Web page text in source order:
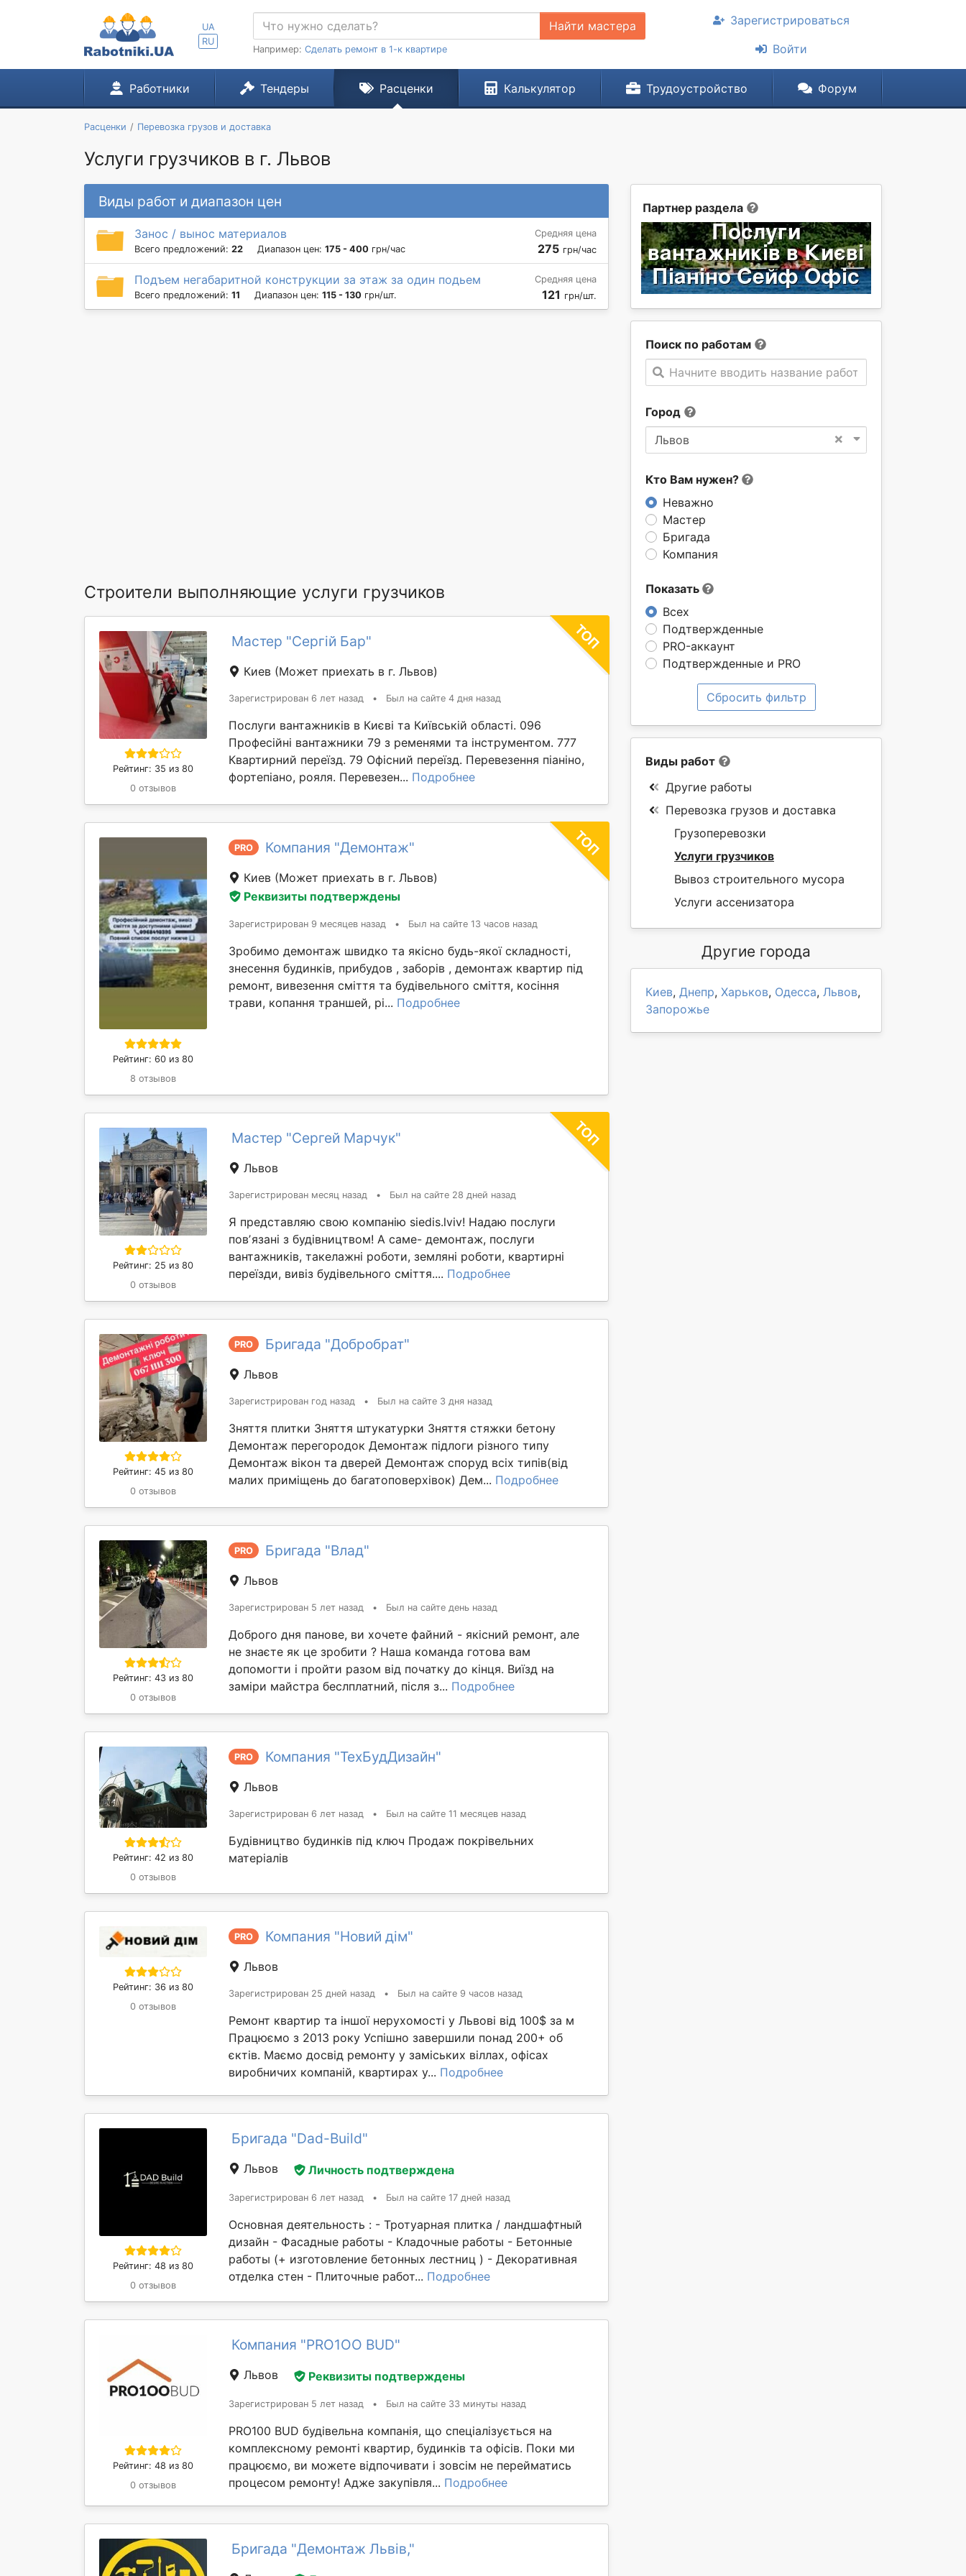
UA
RU
Найти мастера
Например: Сделать ремонт в 1-к квартире
Зарегистрироваться
Войти
Работники Тендеры Расценки Калькулятор Трудоустройство Форум
Расценки Перевозка грузов и доставка
Услуги грузчиков в г. Львов
Партнер раздела
Поиск по работам
Начните вводить название работы
Город
×
Львов
Кто Вам нужен?
Неважно
Мастер
Бригада
Компания
Показать
Всех
Подтвержденные
PRO-аккаунт
Подтвержденные и PRO
Сбросить фильтр
Виды работ и диапазон цен
Занос / вынос материалов
Всего предложений: 22 Диапазон цен: 175 - 400 грн/час
Средняя цена
275 грн/час
Подъем негабаритной конструкции за этаж за один подьем
Всего предложений: 11 Диапазон цен: 115 - 130 грн/шт.
Средняя цена
121 грн/шт.
Строители выполняющие услуги грузчиков
Рейтинг: 35 из 80
0 отзывов
Мастер "Сергій Бар"
Киев (Может приехать в г. Львов)
Зарегистрирован 6 лет назад • Был на сайте 4 дня назад
Послуги вантажників в Києві та Київській області. 096
Професійні вантажники 79 з ременями та інструментом. 777
Квартирний переїзд. 79 Офісний переїзд. Перевезення піаніно,
фортепіано, рояля. Перевезен... Подробнее
Рейтинг: 60 из 80
8 отзывов
PRO Компания "Демонтаж"
Киев (Может приехать в г. Львов)
Реквизиты подтверждены
Зарегистрирован 9 месяцев назад • Был на сайте 13 часов назад
Зробимо демонтаж швидко та якісно будь-якої складності,
знесення будинків, прибудов , заборів , демонтаж квартир під
ремонт, вивезення сміття та будівельного сміття, косіння
трави, копання траншей, рі... Подробнее
Рейтинг: 25 из 80
0 отзывов
Мастер "Сергей Марчук"
Львов
Зарегистрирован месяц назад • Был на сайте 28 дней назад
Я представляю свою компанію siedis.lviv! Надаю послуги
повʼязані з будівництвом! А саме- демонтаж, послуги
вантажників, такелажні роботи, земляні роботи, квартирні
переїзди, вивіз будівельного сміття.... Подробнее
Рейтинг: 45 из 80
0 отзывов
PRO Бригада "Добробрат"
Львов
Зарегистрирован год назад • Был на сайте 3 дня назад
Зняття плитки Зняття штукатурки Зняття стяжки бетону
Демонтаж перегородок Демонтаж підлоги різного типу
Демонтаж вікон та дверей Демонтаж споруд всіх типів(від
малих приміщень до багатоповерхівок) Дем... Подробнее
Рейтинг: 43 из 80
0 отзывов
PRO Бригада "Влад"
Львов
Зарегистрирован 5 лет назад • Был на сайте день назад
Доброго дня панове, ви хочете файний - якісний ремонт, але
не знаєте як це зробити ? Наша команда готова вам
допомогти і пройти разом від початку до кінця. Виїзд на
заміри майстра беслплатний, після з... Подробнее
Рейтинг: 42 из 80
0 отзывов
PRO Компания "ТехБудДизайн"
Львов
Зарегистрирован 6 лет назад • Был на сайте 11 месяцев назад
Будівництво будинків під ключ Продаж покрівельних
матеріалів
Рейтинг: 36 из 80
0 отзывов
PRO Компания "Новий дім"
Львов
Зарегистрирован 25 дней назад • Был на сайте 9 часов назад
Ремонт квартир та іншої нерухомості у Львові від 100$ за м
Працюємо з 2013 року Успішно завершили понад 200+ об
єктів. Маємо досвід ремонту у заміських віллах, офісах
виробничих компаній, квартирах у... Подробнее
Рейтинг: 48 из 80
0 отзывов
Бригада "Dad-Build"
Львов Личность подтверждена
Зарегистрирован 6 лет назад • Был на сайте 17 дней назад
Основная деятельность : - Тротуарная плитка / ландшафтный
дизайн - Фасадные работы - Кладочные работы - Бетонные
работы (+ изготовление бетонных лестниц ) - Декоративная
отделка стен - Плиточные работ... Подробнее
Рейтинг: 48 из 80
0 отзывов
Компания "PRO1OO BUD"
Львов Реквизиты подтверждены
Зарегистрирован 5 лет назад • Был на сайте 33 минуты назад
PRO100 BUD будівельна компанія, що спеціалізується на
комплексному ремонті квартир, будинків та офісів. Поки ми
працюємо, ви можете відпочивати і зовсім не перейматись
процесом ремонту! Адже закупівля... Подробнее
Бригада "Демонтаж Львів,"
Виды работ
Другие работы
Перевозка грузов и доставка
Грузоперевозки
Услуги грузчиков
Вывоз строительного мусора
Услуги ассенизатора
Другие города
Киев, Днепр, Харьков, Одесса, Львов,
Запорожье